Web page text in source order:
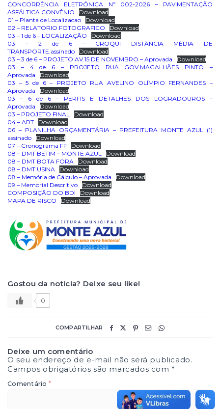
CONCORRÊNCIA ELETRÔNICA Nº 002-2026 – PAVIMENTAÇÃO
ASFÁLTICA CONVÊNIO
Download
01 – Planta de Localizacao
Download
02 – RELATORIO FOTOGRAFICO
Download
03 – 1 de 6 – LOCALIZAÇÃO
Download
03 – 2 de 6 – CROQUI DISTÂNCIA MÉDIA DE
TRANSPORTE.assinado
Download
03 – 3 de 6 – PROJETO AV.15 DE NOVEMBRO – Aprovada
Download
03 – 4 de 6 – PROJETO RUA GOV.MAGALHÃES PINTO –
Aprovada
Download
03 – 5 de 6 – PROJETO RUA AVELINO OLÍMPIO FERNANDES –
Aprovada
Download
03 – 6 de 6 – PERFIS E DETALHES DOS LOGRADOUROS –
Aprovada
Download
03 – PROJETO FINAL
Download
04 – ART
Download
06 – PLANILHA ORÇAMENTÁRIA – PREFEITURA MONTE AZUL (1)
assinado
Download
07 – Cronograma FF
Download
08 – DMT BETIM – MONTE AZUL
Download
08 – DMT BOTA FORA
Download
08 – DMT USINA
Download
08 – Memória de Cálculo – Aprovada
Download
09 – Memorial Descritivo
Download
COMPOSIÇÃO DO BDI
Download
MAPA DE RISCO
Download
Gostou da notícia? Deixe seu like!
0
COMPARTILHAR
Deixe um comentário
O seu endereço de e-mail não será publicado.
Campos obrigatórios são marcados com*
Comentário *